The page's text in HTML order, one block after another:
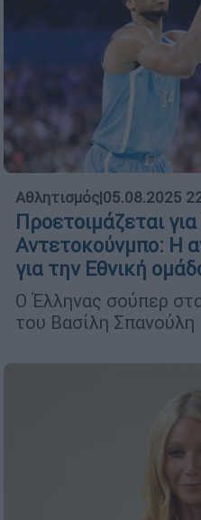
Αθλητισμός|05.08.2025
Προετοιμάζεται
Αντετοκούνμπο: Η
για την Εθνική
Ο Έλληνας σούπερ
του Βασίλη Σπανούλη